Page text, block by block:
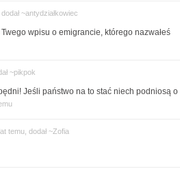
~antydziałkowiec
wpisu o emigrancie, którego nazwałeś
~pikpok
Jeśli państwo na to stać niech podniosą o
temu, dodał ~Zofia